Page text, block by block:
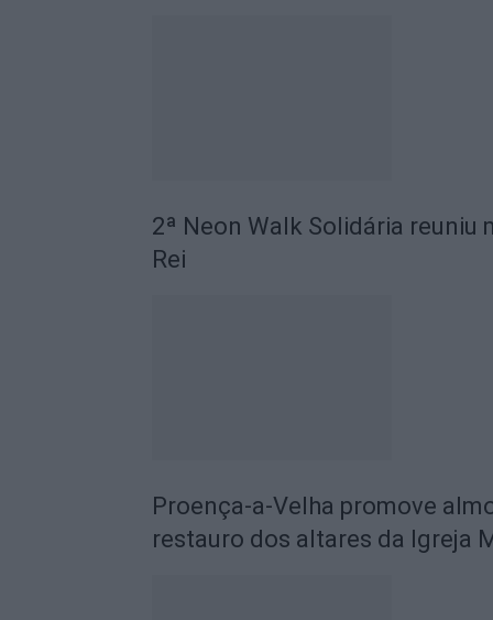
2ª Neon Walk Solidária reuniu
Rei
Proença-a-Velha promove
restauro dos altares da Igreja